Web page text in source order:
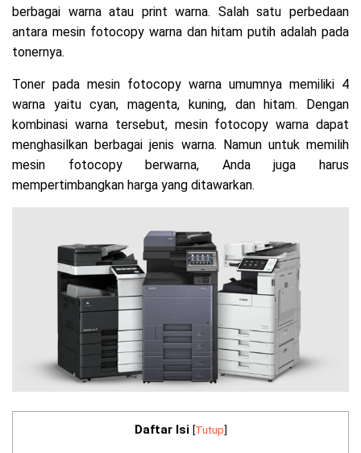
berbagai warna atau print warna. Salah satu perbedaan
antara mesin fotocopy warna dan hitam putih adalah pada
tonernya.
Toner pada mesin fotocopy warna umumnya memiliki 4
warna yaitu cyan, magenta, kuning, dan hitam. Dengan
kombinasi warna tersebut, mesin fotocopy warna dapat
menghasilkan berbagai jenis warna. Namun untuk memilih
mesin fotocopy berwarna, Anda juga harus
mempertimbangkan harga yang ditawarkan.
Daftar Isi [Tutup]